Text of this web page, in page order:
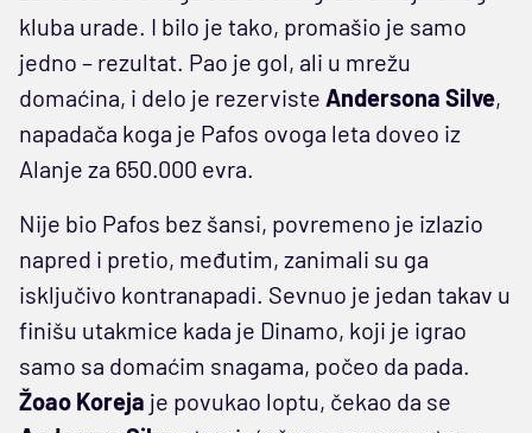
kluba urade. I bilo je tako, promašio je samo
jedno – rezultat. Pao je gol, ali u mrežu
domaćina, i delo je rezerviste Andersona Silve,
napadača koga je Pafos ovoga leta doveo iz
Alanje za 650.000 evra.
Nije bio Pafos bez šansi, povremeno je izlazio
napred i pretio, međutim, zanimali su ga
isključivo kontranapadi. Sevnuo je jedan takav u
finišu utakmice kada je Dinamo, koji je igrao
samo sa domaćim snagama, počeo da pada.
Žoao Koreja je povukao loptu, čekao da se